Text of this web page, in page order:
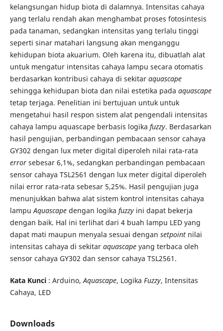
kelangsungan hidup biota di dalamnya. Intensitas cahaya
yang terlalu rendah akan menghambat proses fotosintesis
pada tanaman, sedangkan intensitas yang terlalu tinggi
seperti sinar matahari langsung akan menganggu
kehidupan biota akuarium. Oleh karena itu, dibuatlah alat
untuk mengatur intensitas cahaya lampu secara otomatis
berdasarkan kontribusi cahaya di sekitar aquascape
sehingga kehidupan biota dan nilai estetika pada aquascape
tetap terjaga. Penelitian ini bertujuan untuk untuk
mengetahui hasil respon sistem alat pengendali intensitas
cahaya lampu aquascape berbasis logika fuzzy. Berdasarkan
hasil pengujian, perbandingan pembacaan sensor cahaya
GY302 dengan lux meter digital diperoleh nilai rata-rata
error sebesar 6,1%, sedangkan perbandingan pembacaan
sensor cahaya TSL2561 dengan lux meter digital diperoleh
nilai error rata-rata sebesar 5,25%. Hasil pengujian juga
menunjukkan bahwa alat sistem kontrol intensitas cahaya
lampuAquascape dengan logika fuzzyini dapat bekerja
dengan baik. Hal ini terlihat dari 4 buah lampu LED yang
dapat mati maupun menyala sesuai dengan setpoint nilai
intensitas cahaya di sekitar aquascape yang terbaca oleh
sensor cahaya GY302 dan sensor cahaya TSL2561.
Kata Kunci: Arduino,Aquascape, Logika Fuzzy, Intensitas
Cahaya, LED
Downloads